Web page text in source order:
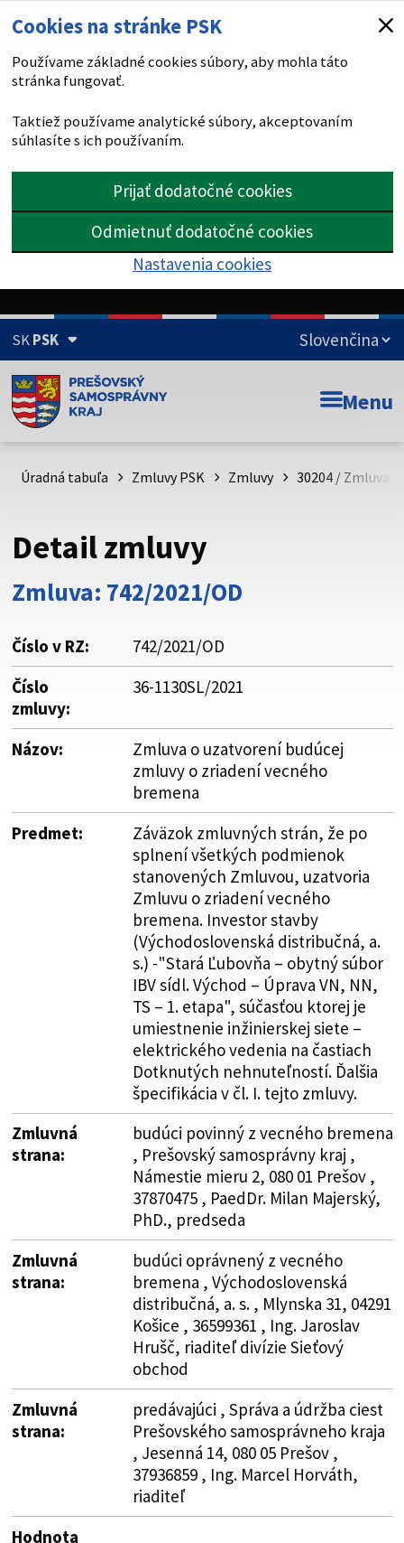
Cookies na stránke PSK
Používame základné cookies súbory, aby mohla táto
stránka fungovať.
Taktiež používame analytické súbory, akceptovaním
súhlasíte s ich používaním.
Prijať dodatočné cookies
Odmietnuť dodatočné cookies
Nastavenia cookies
SKPSK
Doména psk.sk je oficiálna
Toto je oficiálna webová stránka Prešovského
psk.sk.
Buďte pozorní a vždy sa uistite, že zdieľate informácie iba
cez zabezpečenú webovú stránku. Zabezpečená stránka
vždy začína https:// pred názvom domény webového sídla.
Menu
Úradná tabuľa Zmluvy PSK Zmluvy 30204 / Zmluva
Detail zmluvy
Zmluva: 742/2021/OD
Číslo v RZ:
742/2021/OD
Číslo
zmluvy:
36-1130SL/2021
Názov:
Zmluva o uzatvorení budúcej
zmluvy o zriadení vecného
bremena
Predmet:
Záväzok zmluvných strán, že po
splnení všetkých podmienok
stanovených Zmluvou, uzatvoria
Zmluvu o zriadení vecného
bremena. Investor stavby
(Východoslovenská distribučná, a.
s.) -"Stará Ľubovňa – obytný súbor
IBV sídl. Východ – Úprava VN, NN,
TS – 1. etapa", súčasťou ktorej je
umiestnenie inžinierskej siete –
elektrického vedenia na častiach
Dotknutých nehnuteľností. Ďalšia
špecifikácia v čl. I. tejto zmluvy.
Zmluvná
strana:
budúci povinný z vecného bremena
, Prešovský samosprávny kraj ,
Námestie mieru 2, 080 01 Prešov ,
37870475 , PaedDr. Milan Majerský,
PhD., predseda
Zmluvná
strana:
budúci oprávnený z vecného
bremena , Východoslovenská
distribučná, a. s. , Mlynska 31, 04291
Košice , 36599361 , Ing. Jaroslav
Hrušč, riaditeľ divízie Sieťový
obchod
Zmluvná
strana:
predávajúci , Správa a údržba ciest
Prešovského samosprávneho kraja
, Jesenná 14, 080 05 Prešov ,
37936859 , Ing. Marcel Horváth,
riaditeľ
Hodnota